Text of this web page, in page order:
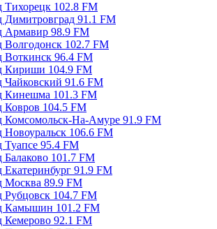
Тихорецк 102.8 FM
Димитровград 91.1 FM
Армавир 98.9 FM
Волгодонск 102.7 FM
Воткинск 96.4 FM
Кириши 104.9 FM
Чайковский 91.6 FM
Кинешма 101.3 FM
Ковров 104.5 FM
Комсомольск-На-Амуре 91.9 FM
Новоуральск 106.6 FM
Туапсе 95.4 FM
Балаково 101.7 FM
Екатеринбург 91.9 FM
Москва 89.9 FM
Рубцовск 104.7 FM
Камышин 101.2 FM
Кемерово 92.1 FM